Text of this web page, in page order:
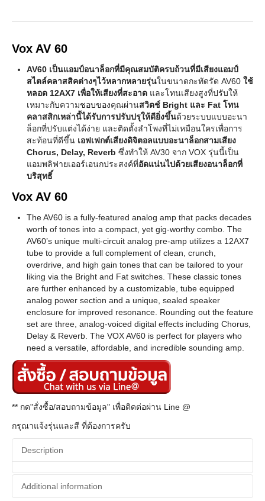
Vox AV 60
AV60 เป็นแอมป์อนาล็อกที่มีคุณสมบัติครบถ้วนที่มีเสียงแอมป์
สไตล์คลาสสิคต่างๆไว้หลากหลายรุ่นในขนาดกะทัดรัด AV60 ใช้
หลอด 12AX7 เพื่อให้เสียงที่สะอาด และโทนเสียงสูงที่ปรับให้
เหมาะกับความชอบของคุณผ่านสวิตช์ Bright และ Fat โทน
คลาสสิกเหล่านี้ได้รับการปรับปรุให้ดียิ่งขึ้นด้วยระบบแบบอะนา
ล็อกที่ปรับแต่งได้ง่าย และติดตั้งลำโพงที่ไม่เหมือนใครเพื่อการ
สะท้อนที่ดีขึ้น เอฟเฟกต์เสียงดิจิตอลแบบอะนาล็อกสามเสียง
Chorus, Delay, Reverb ซึ่งทำให้ AV30 จาก VOX รุ่นนี้เป็น
แอมพลิฟายเออร์เอนกประสงค์ที่อัดแน่นไปด้วยเสียงอนาล็อกที่
บริสุทธิ์
Vox AV 60
The AV60 is a fully-featured analog amp that packs decades
worth of tones into a compact, yet gig-worthy combo. The
AV60’s unique multi-circuit analog pre-amp utilizes a 12AX7
tube to provide a full complement of clean, crunch,
overdrive, and high gain tones that can be tailored to your
liking via the Bright and Fat switches. These classic tones
are further enhanced by a customizable, tube equipped
analog power section and a unique, sealed speaker
enclosure for improved resonance. Rounding out the feature
set are three, analog-voiced digital effects including Chorus,
Delay & Reverb. The VOX AV60 is perfect for players who
need a versatile, affordable, and incredible sounding amp.
** กด"สั่งซื้อ/สอบถามข้อมูล" เพื่อติดต่อผ่าน Line @
กรุณาแจ้งรุ่นและสี ที่ต้องการครับ
Description
Additional information